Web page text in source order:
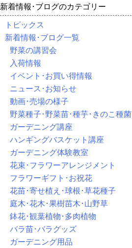
新着情報･ブログのカテゴリー
トピックス
新着情報･ブログ一覧
野菜の講習会
入荷情報
イベント･お買い得情報
ニュース･お知らせ
動画･売場の様子
野菜種子･野菜苗･種芋･きのこ種菌
ガーデニング講座
ハンギングバスケット講座
ガーデニング体験教室
花束･フラワーアレンジメント
フラワーギフト･お祝花
花苗･寄せ植え･球根･草花種子
庭木･花木･果樹苗木･山野草
鉢花･観葉植物･多肉植物
バラ苗･バラグッズ
ガーデニング用品